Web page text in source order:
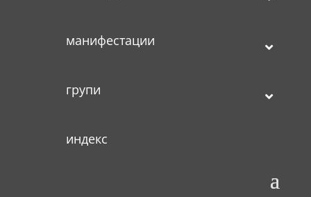
манифестации
групи
индекс